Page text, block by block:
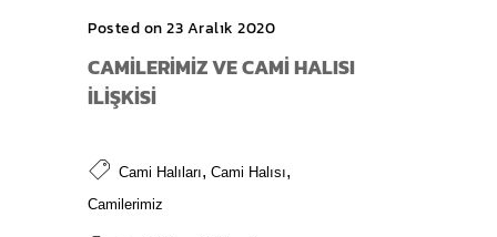
Posted on 23 Aralık 2020
CAMILERIMIZ VE CAMI HALISI
İLIŞKISI
Cami Halıları, Cami Halısı,
Camilerimiz